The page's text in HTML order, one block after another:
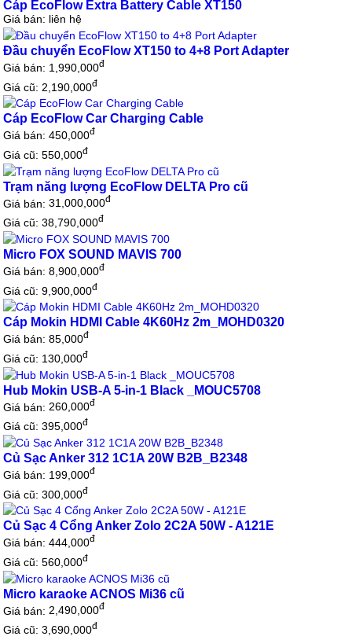
Cáp EcoFlow Extra Battery Cable XT150
Giá bán: liên hệ
Đầu chuyển EcoFlow XT150 to 4+8 Port Adapter
Giá bán: 1,990,000đ
Giá cũ: 2,190,000đ
Cáp EcoFlow Car Charging Cable
Giá bán:450,000đ
Giá cũ: 550,000đ
Trạm năng lượng EcoFlow DELTA Pro cũ
Giá bán:31,000,000đ
Giá cũ: 38,790,000đ
Micro FOX SOUND MAVIS 700
Giá bán:8,900,000đ
Giá cũ: 9,900,000đ
Cáp Mokin HDMI Cable 4K60Hz 2m_MOHD0320
Giá bán:85,000đ
Giá cũ: 130,000đ
Hub Mokin USB-A 5-in-1 Black _MOUC5708
Giá bán:260,000đ
Giá cũ: 395,000đ
Củ Sạc Anker 312 1C1A 20W B2B_B2348
Giá bán: 199,000đ
Giá cũ: 300,000đ
Củ Sạc 4 Cổng Anker Zolo 2C2A 50W - A121E
Giá bán:444,000đ
Giá cũ: 560,000đ
Micro karaoke ACNOS Mi36 cũ
Giá bán:2,490,000đ
Giá cũ: 3,690,000đ